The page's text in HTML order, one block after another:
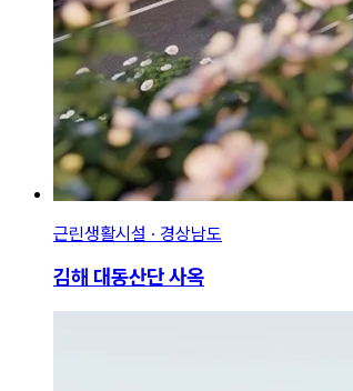
근린생활시설 · 경상남도
김해 대동산단 사옥